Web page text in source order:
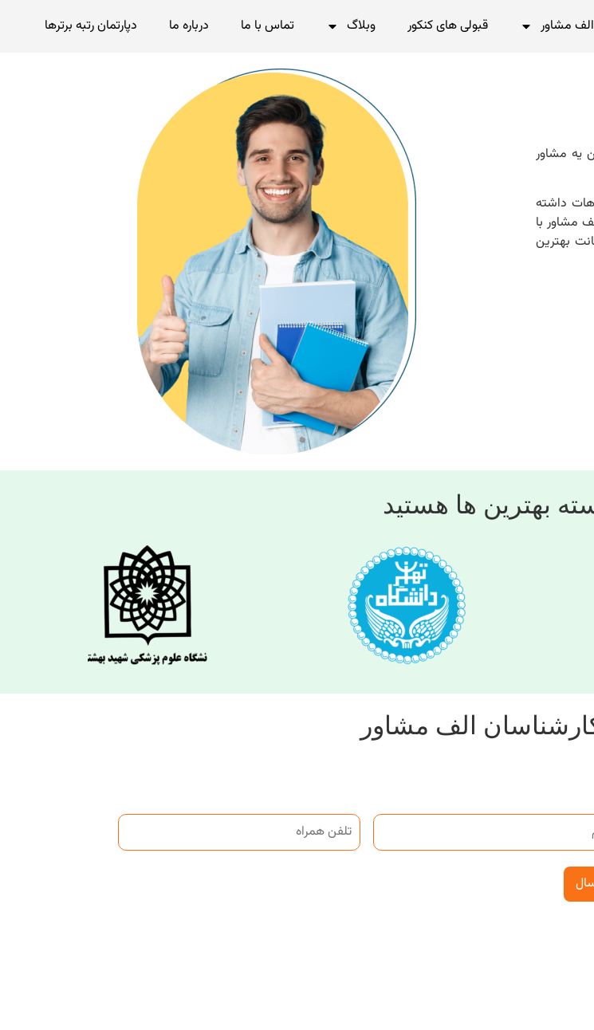
مشاور قبولی های کنکور وبلاگ تماس با ما درباره ما دپارتمان رتبه برترها
یه مشاور
داشته
مشاور با
بهترین
بهترین ها هستید
الف مشاور